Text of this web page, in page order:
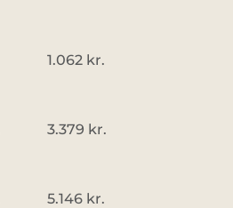
1.062 kr.
3.379 kr.
5.146 kr.